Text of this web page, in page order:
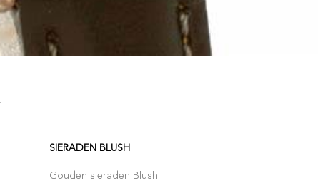
SIERADEN BLUSH
Gouden sieraden Blush